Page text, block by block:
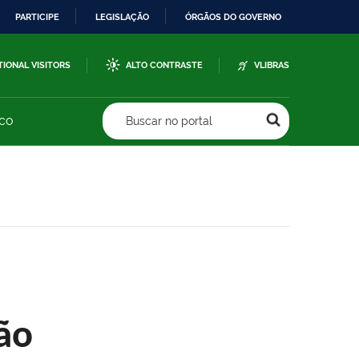
PARTICIPE LEGISLAÇÃO ÓRGÃOS DO GOVERNO
VISITORS ALTO CONTRASTE VLIBRAS
Buscar no portal